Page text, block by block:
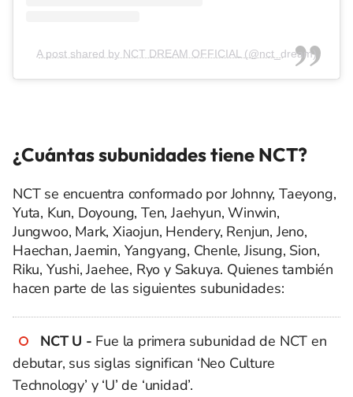
A post shared by NCT DREAM OFFICIAL (@nct_dream)
¿Cuántas subunidades tiene NCT?
NCT se encuentra conformado por Johnny, Taeyong,
Yuta, Kun, Doyoung, Ten, Jaehyun, Winwin,
Jungwoo, Mark, Xiaojun, Hendery, Renjun, Jeno,
Haechan, Jaemin, Yangyang, Chenle, Jisung, Sion,
Riku, Yushi, Jaehee, Ryo y Sakuya. Quienes también
hacen parte de las siguientes subunidades:
NCT U - Fue la primera subunidad de NCT en
debutar, sus siglas significan ‘Neo Culture
Technology’ y ‘U’ de ‘unidad’.